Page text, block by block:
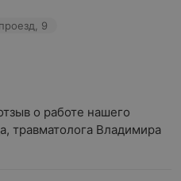
9
о работе нашего
травматолога Владимира